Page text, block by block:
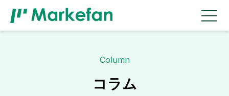
Column
コラム